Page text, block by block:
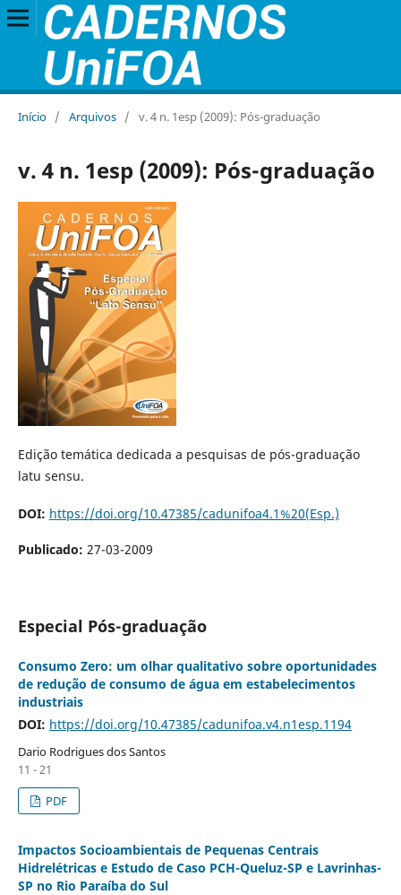
Início / Arquivos / v. 4 n. 1esp (2009): Pós-graduação
v. 4 n. 1esp (2009): Pós-graduação
Edição temática dedicada a pesquisas de pós-graduação
latu sensu.
DOI: https://doi.org/10.47385/cadunifoa4.1%20(Esp.)
Publicado: 27-03-2009
Especial Pós-graduação
Consumo Zero: um olhar qualitativo sobre oportunidades
de redução de consumo de água em estabelecimentos
industriais
DOI: https://doi.org/10.47385/cadunifoa.v4.n1esp.1194
Dario Rodrigues dos Santos
11 - 21
PDF
Impactos Socioambientais de Pequenas Centrais
Hidrelétricas e Estudo de Caso PCH-Queluz-SP e Lavrinhas-
SP no Rio Paraíba do Sul